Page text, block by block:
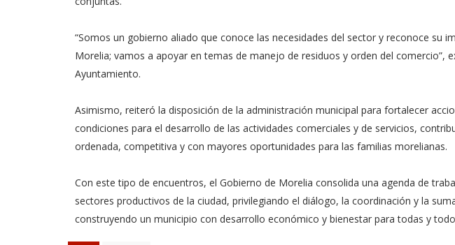
“Somos un gobierno aliado que conoce las necesidades del sector y reconoce su
Morelia; vamos a apoyar en temas de manejo de residuos y orden del comercio”,
Ayuntamiento.
Asimismo, reiteró la disposición de la administración municipal para fortalecer
condiciones para el desarrollo de las actividades comerciales y de servicios,
ordenada, competitiva y con mayores oportunidades para las familias morelianas.
Con este tipo de encuentros, el Gobierno de Morelia consolida una agenda de
sectores productivos de la ciudad, privilegiando el diálogo, la coordinación y la
construyendo un municipio con desarrollo económico y bienestar para todas y